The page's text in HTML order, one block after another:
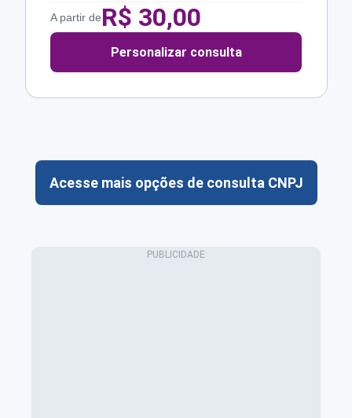
A partir deR$ 30,00
Personalizar consulta
Acesse mais opções de consulta CNPJ